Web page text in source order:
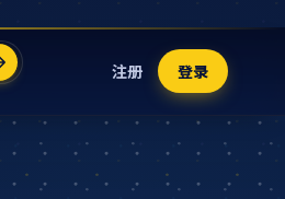
注册 登录